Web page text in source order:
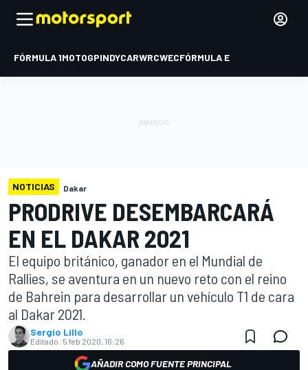
FÓRMULA 1MOTOGPINDYCARWRCWECFÓRMULA E
NOTICIAS Dakar
PRODRIVE DESEMBARCARÁ
EN EL DAKAR 2021
El equipo británico, ganador en el Mundial de
Rallies, se aventura en un nuevo reto con el reino
de Bahrein para desarrollar un vehículo T1 de cara
al Dakar 2021.
Sergio Lillo
Editado: 5 feb 2020, 16:26
AÑADIR COMO FUENTE PRINCIPAL